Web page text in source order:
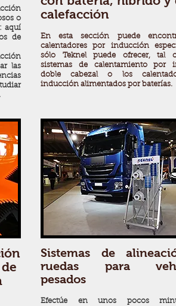
o
aquí
de
las
calefacción
En esta sección puede
calentadores por inducción
sólo Teknel puede ofrecer, tal
sistemas de calentamiento por
doble cabezal o los
inducción alimentados por baterías.
Sistemas de
ruedas para
pesados
Efectúe en unos pocos